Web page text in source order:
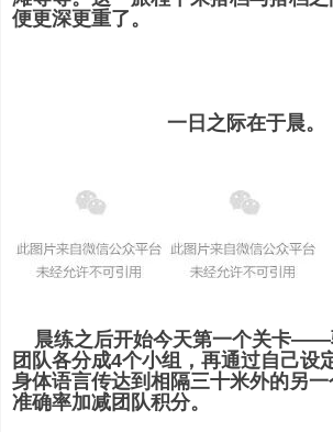
便更深更重了。
一日之际在于晨。
晨练之后开始今天第一个关卡——
团队各分成4个小组，再通过自己设
身体语言传达到相隔三十米外的另
准确率加减团队积分。